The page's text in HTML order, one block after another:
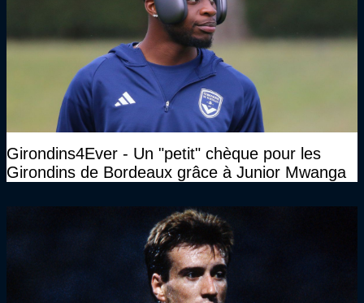
Girondins4Ever - Un "petit" chèque pour les
Girondins de Bordeaux grâce à Junior Mwanga